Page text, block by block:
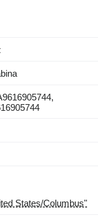
States/Columbus"